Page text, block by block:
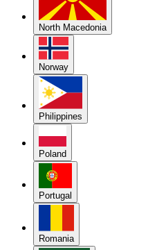
North Macedonia
Norway
Philippines
Poland
Portugal
Romania